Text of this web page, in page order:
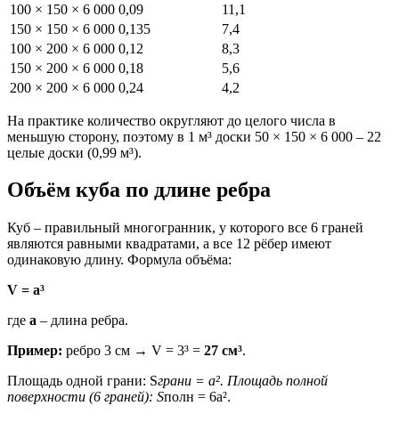
100 × 150 × 6 000 0,09
11,1
150 × 150 × 6 000 0,135
7,4
100 × 200 × 6 000 0,12
8,3
150 × 200 × 6 000 0,18
5,6
200 × 200 × 6 000 0,24 4,2
На практике количество округляют до целого числа в
меньшую сторону, поэтому в 1 м³ доски 50 × 150 × 6 000 – 22
целые доски (0,99 м³).
Объём куба по длине ребра
Куб – правильный многогранник, у которого все 6 граней
являются равными квадратами, а все 12 рёбер имеют
одинаковую длину. Формула объёма:
V = a³
где a – длина ребра.
Пример: ребро 3 см → V = 3³ = 27 см³.
Площадь одной грани: Sграни = a². Площадь полной
поверхности (6 граней): Sполн = 6a².